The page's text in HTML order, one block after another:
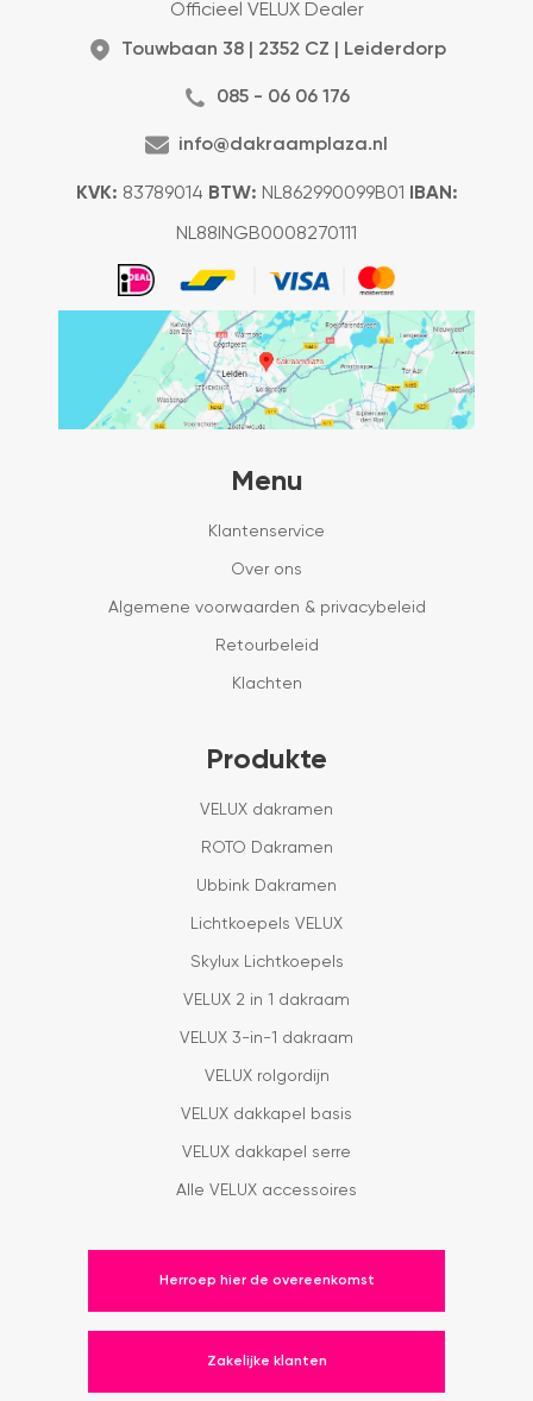
Officieel VELUX Dealer
Touwbaan 38 | 2352 CZ | Leiderdorp
085 - 06 06 176
info@dakraamplaza.nl
KVK: 83789014 BTW: NL862990099B01 IBAN:
NL88INGB0008270111
Menu
Klantenservice
Over ons
Algemene voorwaarden & privacybeleid
Retourbeleid
Klachten
Produkte
VELUX dakramen
ROTO Dakramen
Ubbink Dakramen
Lichtkoepels VELUX
Skylux Lichtkoepels
VELUX 2 in 1 dakraam
VELUX 3-in-1 dakraam
VELUX rolgordijn
VELUX dakkapel basis
VELUX dakkapel serre
Alle VELUX accessoires
Herroep hier de overeenkomst
Zakelijke klanten